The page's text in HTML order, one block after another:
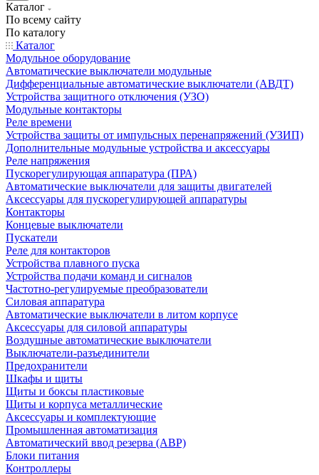
Каталог
По всему сайту
По каталогу
Каталог
Модульное оборудование
Автоматические выключатели модульные
Дифференциальные автоматические выключатели (АВДТ)
Устройства защитного отключения (УЗО)
Модульные контакторы
Реле времени
Устройства защиты от импульсных перенапряжений (УЗИП)
Дополнительные модульные устройства и аксессуары
Реле напряжения
Пускорегулирующая аппаратура (ПРА)
Автоматические выключатели для защиты двигателей
Аксессуары для пускорегулирующей аппаратуры
Контакторы
Концевые выключатели
Пускатели
Реле для контакторов
Устройства плавного пуска
Устройства подачи команд и сигналов
Частотно-регулируемые преобразователи
Силовая аппаратура
Автоматические выключатели в литом корпусе
Аксессуары для силовой аппаратуры
Воздушные автоматические выключатели
Выключатели-разъединители
Предохранители
Шкафы и щиты
Щиты и боксы пластиковые
Щиты и корпуса металлические
Аксессуары и комплектующие
Промышленная автоматизация
Автоматический ввод резерва (АВР)
Блоки питания
Контроллеры